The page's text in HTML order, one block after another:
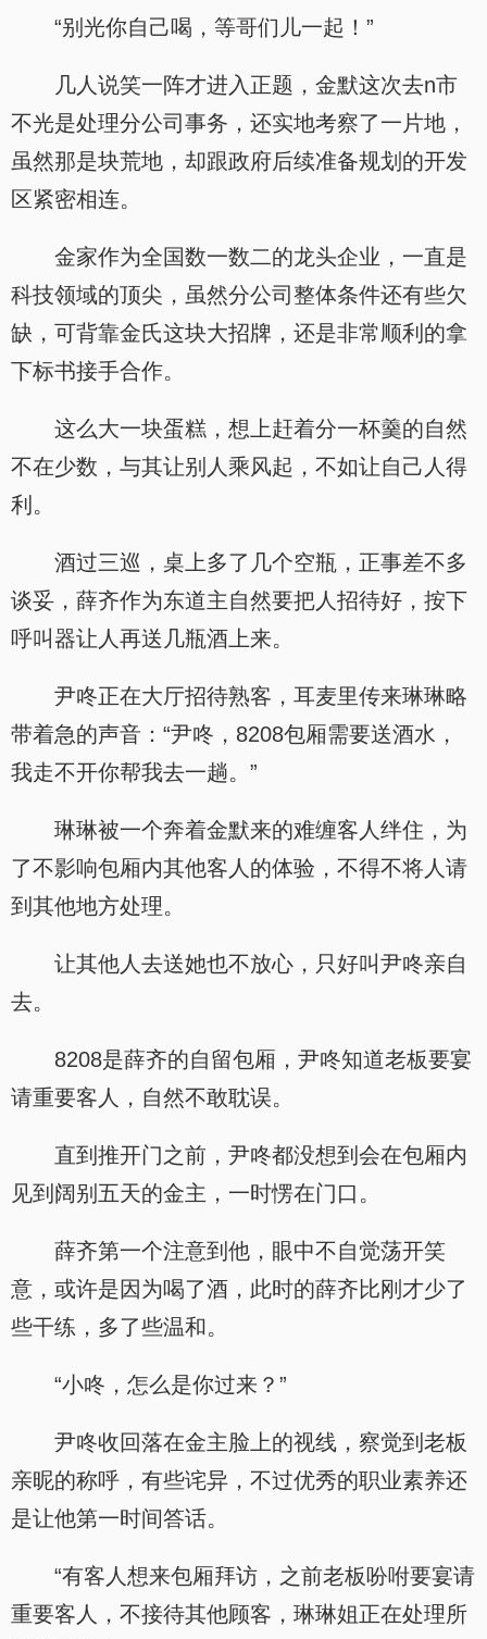
“别光你自己喝，等哥们儿一起！”
几人说笑一阵才进入正题，金默这次去n市
不光是处理分公司事务，还实地考察了一片地，
虽然那是块荒地，却跟政府后续准备规划的开发
区紧密相连。
金家作为全国数一数二的龙头企业，一直是
科技领域的顶尖，虽然分公司整体条件还有些欠
缺，可背靠金氏这块大招牌，还是非常顺利的拿
下标书接手合作。
这么大一块蛋糕，想上赶着分一杯羹的自然
不在少数，与其让别人乘风起，不如让自己人得
利。
酒过三巡，桌上多了几个空瓶，正事差不多
谈妥，薛齐作为东道主自然要把人招待好，按下
呼叫器让人再送几瓶酒上来。
尹咚正在大厅招待熟客，耳麦里传来琳琳略
带着急的声音：“尹咚，8208包厢需要送酒水，
我走不开你帮我去一趟。”
琳琳被一个奔着金默来的难缠客人绊住，为
了不影响包厢内其他客人的体验，不得不将人请
到其他地方处理。
让其他人去送她也不放心，只好叫尹咚亲自
去。
8208是薛齐的自留包厢，尹咚知道老板要宴
请重要客人，自然不敢耽误。
直到推开门之前，尹咚都没想到会在包厢内
见到阔别五天的金主，一时愣在门口。
薛齐第一个注意到他，眼中不自觉荡开笑
意，或许是因为喝了酒，此时的薛齐比刚才少了
些干练，多了些温和。
“小咚，怎么是你过来？”
尹咚收回落在金主脸上的视线，察觉到老板
亲昵的称呼，有些诧异，不过优秀的职业素养还
是让他第一时间答话。
“有客人想来包厢拜访，之前老板吩咐要宴请
重要客人，不接待其他顾客，琳琳姐正在处理所